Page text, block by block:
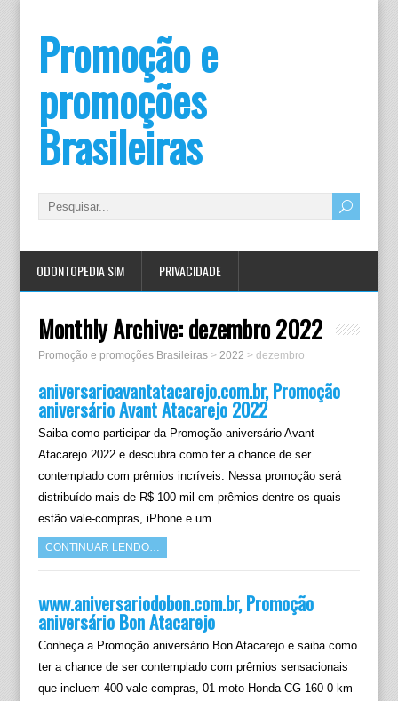
Promoção e
promoções
Brasileiras
ODONTOPEDIA SIM PRIVACIDADE
Monthly Archive:dezembro 2022
Promoção e promoções Brasileiras> 2022 > dezembro
aniversarioavantatacarejo.com.br, Promoção
aniversário Avant Atacarejo 2022
Saiba como participar da Promoção aniversário Avant
Atacarejo 2022 e descubra como ter a chance de ser
contemplado com prêmios incríveis. Nessa promoção será
distribuído mais de R$ 100 mil em prêmios dentre os quais
estão vale-compras, iPhone e um…
CONTINUAR LENDO…
www.aniversariodobon.com.br, Promoção
aniversário Bon Atacarejo
Conheça a Promoção aniversário Bon Atacarejo e saiba como
ter a chance de ser contemplado com prêmios sensacionais
que incluem 400 vale-compras, 01 moto Honda CG 160 0 km